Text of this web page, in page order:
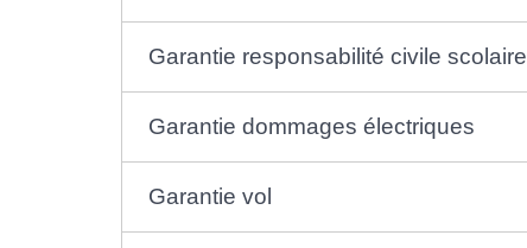
Garantie responsabilité civile scolaire
Garantie dommages électriques
Garantie vol